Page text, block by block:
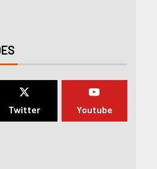
Twitter Youtube